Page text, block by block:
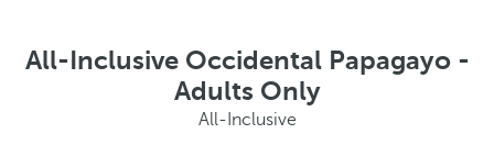
All-Inclusive Occidental Papagayo -
Adults Only
All-Inclusive